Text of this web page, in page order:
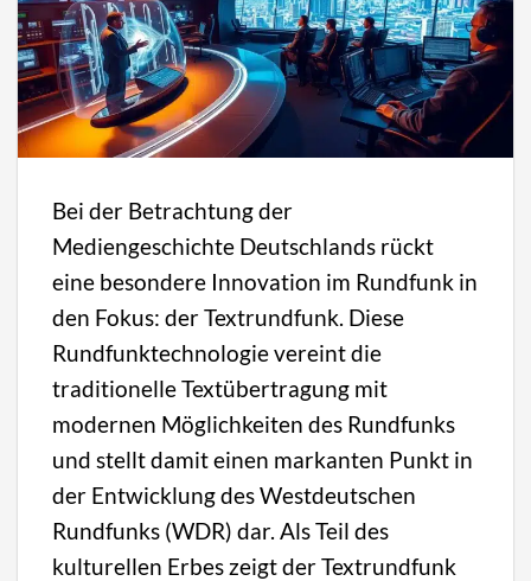
Bei der Betrachtung der
Mediengeschichte Deutschlands rückt
eine besondere Innovation im Rundfunk in
den Fokus: der Textrundfunk. Diese
Rundfunktechnologie vereint die
traditionelle Textübertragung mit
modernen Möglichkeiten des Rundfunks
und stellt damit einen markanten Punkt in
der Entwicklung des Westdeutschen
Rundfunks (WDR) dar. Als Teil des
kulturellen Erbes zeigt der Textrundfunk